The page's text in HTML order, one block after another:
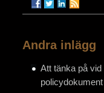
Andra inlägg
Att tänka på